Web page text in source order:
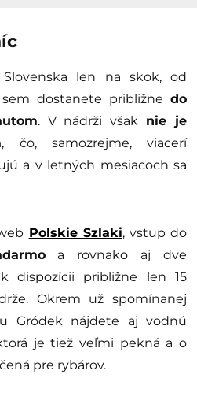
len na skok, od
dostanete približne do
. V nádrži však nie je
, čo, samozrejme, viacerí
a v letných mesiacoch sa
Polskie Szlaki, vstup do
a rovnako aj dve
dispozícii približne len 15
Okrem už spomínanej
Gródek nájdete aj vodnú
je tiež veľmi pekná a o
pre rybárov.